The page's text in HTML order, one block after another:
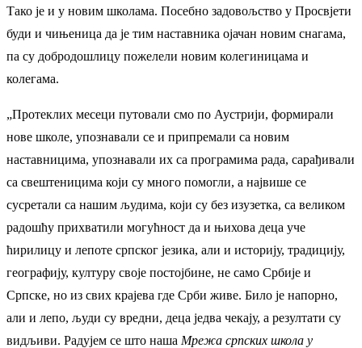
Тако је и у новим школама. Посебно задовољство у Просвјети
буди и чињеница да је тим наставника ојачан новим снагама,
па су добродошлицу пожелели новим колегиницама и
колегама.
„Протеклих месеци путовали смо по Аустрији, формирали
нове школе, упознавали се и припремали са новим
наставницима, упознавали их са програмима рада, сарађивали
са свештеницима који су много помогли, а највише се
сусретали са нашим људима, који су без изузетка, са великом
радошћу прихватили могућност да и њихова деца уче
ћирилицу и лепоте српског језика, али и историју, традицију,
географију, културу своје постојбине, не само Србије и
Српске, но из свих крајева где Срби живе. Било је напорно,
али и лепо, људи су вредни, деца једва чекају, а резултати су
видљиви. Радујем се што наша Мрежа српских школа у